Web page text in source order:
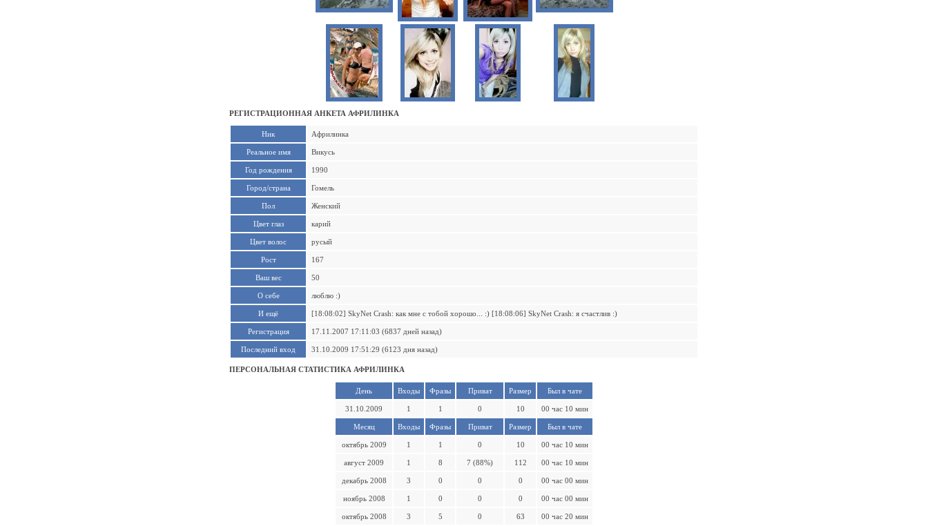
РЕГИСТРАЦИОННАЯ АНКЕТА АФРИЛИНКА
Ник Африлинка
Реальное имя Викусь
Год рождения 1990
Город/страна Гомель
Пол Женский
Цвет глаз карий
Цвет волос русый
Рост 167
Ваш вес 50
О себе люблю :)
И ещё [18:08:02] SkyNet Crash: как мне с тобой хорошо... :) [18:08:06] SkyNet Crash: я счастлив :)
Регистрация 17.11.2007 17:11:03 (6837 дней назад)
Последний вход 31.10.2009 17:51:29 (6123 дня назад)
ПЕРСОНАЛЬНАЯ СТАТИСТИКА АФРИЛИНКА
День Входы Фразы Приват Размер Был в чате
31.10.2009 1 1 0 10 00 час 10 мин
Месяц Входы Фразы Приват Размер Был в чате
октябрь 2009 1 1 0 10 00 час 10 мин
август 2009 1 8 7 (88%) 112 00 час 10 мин
декабрь 2008 3 0 0 0 00 час 00 мин
ноябрь 2008 1 0 0 0 00 час 00 мин
октябрь 2008 3 5 0 63 00 час 20 мин